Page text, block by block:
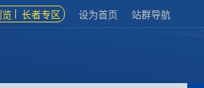
长者专区 设为首页 站群导航